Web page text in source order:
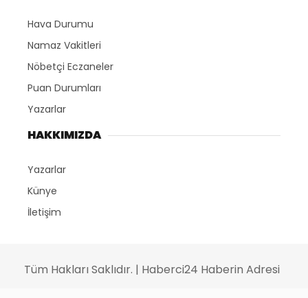
Hava Durumu
Namaz Vakitleri
Nöbetçi Eczaneler
Puan Durumları
Yazarlar
HAKKIMIZDA
Yazarlar
Künye
İletişim
Tüm Hakları Saklıdır. | Haberci24 Haberin Adresi